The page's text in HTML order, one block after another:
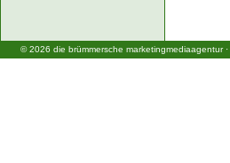
© 2026 die brümmersche marketingmediaagentur·